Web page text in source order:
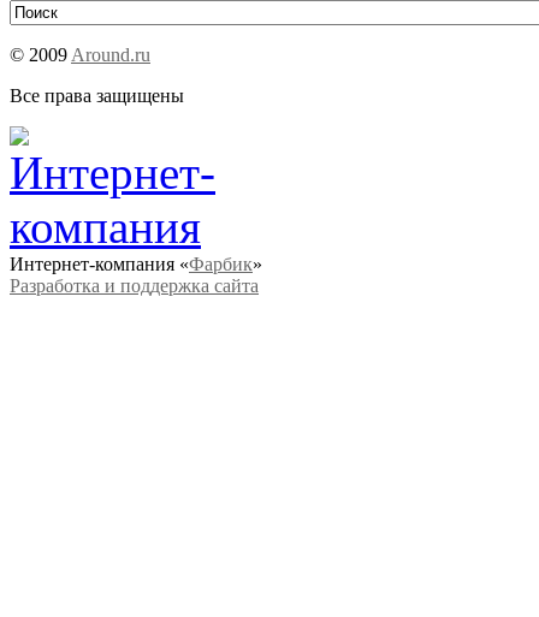
© 2009 Around.ru
Все права защищены
Интернет-компания «Фарбик»
Разработка и поддержка сайта